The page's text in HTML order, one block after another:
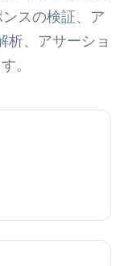
スの検証、ア
析、アサーショ
。